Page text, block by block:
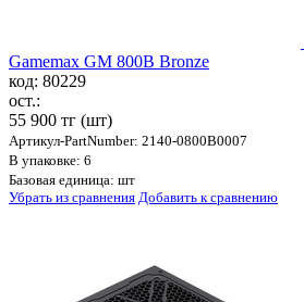
Gamemax GM 800B Bronze
код: 80229
ост.:
55 900 тг (шт)
Артикул-PartNumber: 2140-0800B0007
В упаковке: 6
Базовая единица: шт
Убрать из сравнения Добавить к сравнению